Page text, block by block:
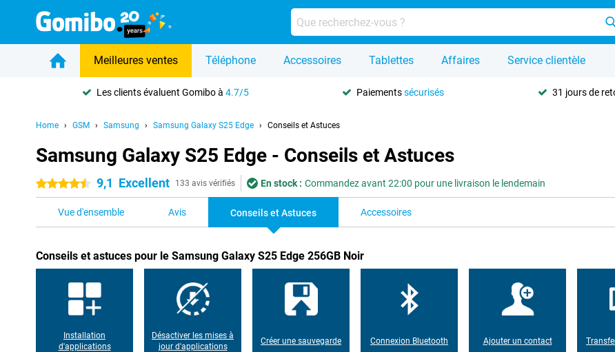
Meilleures ventes Téléphone Accessoires Tablettes Affaires Service clientèle
Les clients évaluent Gomibo à4.7/5 Paiementssécurisés 31 jours de
Home GSM Samsung Samsung Galaxy S25 Edge Conseils et Astuces
Samsung Galaxy S25 Edge - Conseils et Astuces
4.5 étoiles 9,1 Excellent 133 avis vérifiés En stock : Commandez avant 22:00 pour une livraison le lendemain
Vue d'ensemble Avis Conseils et Astuces Accessoires
Conseils et astuces pour le Samsung Galaxy S25 Edge 256GB Noir
Installation
d'applications
Désactiver les mises à
jour d'applications
Créer une sauvegarde Connexion Bluetooth Ajouter un contact